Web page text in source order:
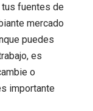
fuentes de
mercado
puedes
es
o
importante